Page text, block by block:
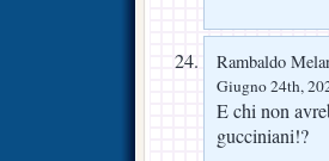
Rambaldo
Giugno 24th,
E chi non
gucciniani!?